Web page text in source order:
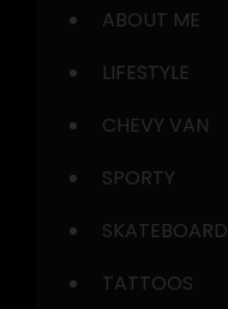
ABOUT ME
LIFESTYLE
CHEVY VAN
SPORTY
SKATEBOARD
TATTOOS